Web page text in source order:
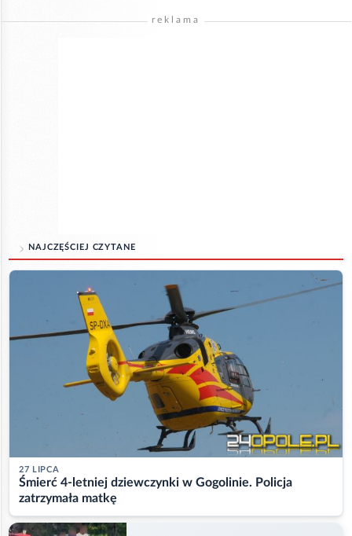
reklama
NAJCZĘŚCIEJ CZYTANE
27 LIPCA
Śmierć 4-letniej dziewczynki w Gogolinie. Policja
zatrzymała matkę